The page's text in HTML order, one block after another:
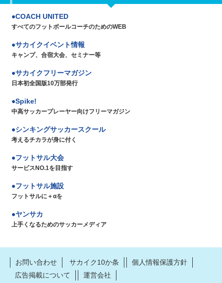
COACH UNITED
すべてのフットボールコーチのためのWEB
サカイクイベント情報
キャンプ、合宿大会、セミナー等
サカイクフリーマガジン
日本初全国版10万部発行
Spike!
中高サッカープレーヤー向けフリーマガジン
シンキングサッカースクール
考えるチカラが身に付く
フットサル大会
サービスNO.1を目指す
フットサル施設
フットサルに＋αを
ヤンサカ
上手くなるためのサッカーメディア
お問い合わせ サカイク10か条
個人情報保護方針
広告掲載について
運営会社